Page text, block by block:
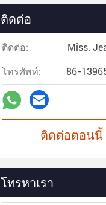
ติดต่อ
ติดต่อ: Miss.
โทรศัพท์: 86-
ติดต่อตอนนี้
โทรหาเรา